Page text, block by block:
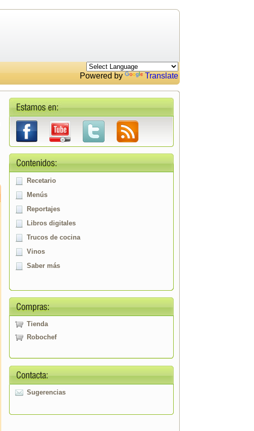
Powered by Translate
Recetario
Menús
Reportajes
Libros digitales
Trucos de cocina
Vinos
Saber más
Tienda
Robochef
Sugerencias